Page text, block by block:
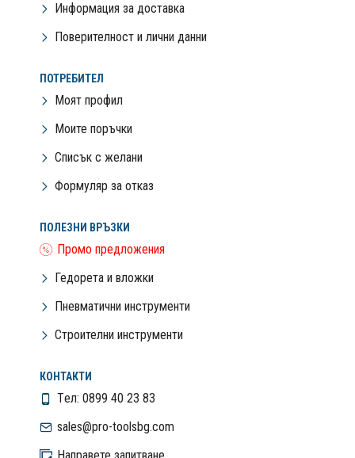
Информация за доставка
Поверителност и лични данни
ПОТРЕБИТЕЛ
Моят профил
Моите поръчки
Списък с желани
Формуляр за отказ
ПОЛЕЗНИ ВРЪЗКИ
Промо предложения
Гедорета и вложки
Пневматични инструменти
Строителни инструменти
КОНТАКТИ
Tел: 0899 40 23 83
sales@pro-toolsbg.com